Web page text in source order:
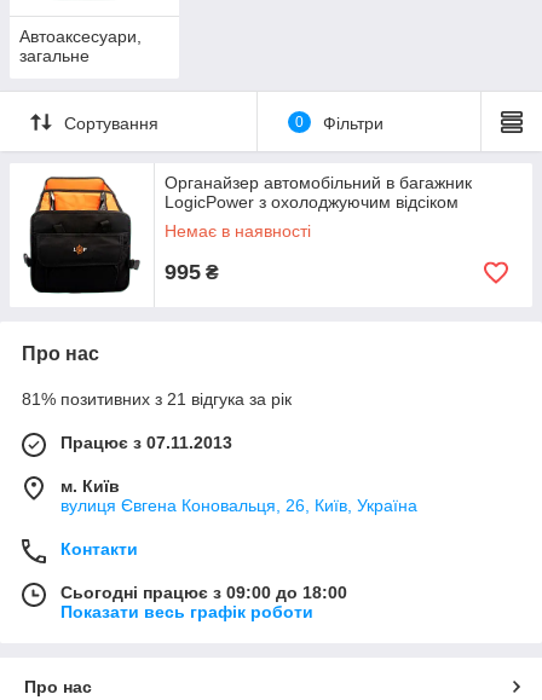
Автоаксесуари,
загальне
Сортування 0 Фільтри
Органайзер автомобільний в багажник
LogicPower з охолоджуючим відсіком
Немає в наявності
995 ₴
Про нас
81% позитивних з 21 відгука за рік
Працює з 07.11.2013
м. Київ
вулиця Євгена Коновальця, 26, Київ, Україна
Контакти
Сьогодні працює з 09:00 до 18:00
Показати весь графік роботи
Про нас